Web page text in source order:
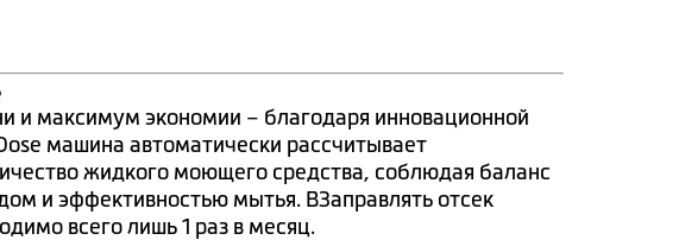
и максимум экономии – благодаря инновационной
машина автоматически рассчитывает
жидкого моющего средства, соблюдая баланс
и эффективностью мытья. ВЗаправлять отсек
всего лишь 1 раз в месяц.